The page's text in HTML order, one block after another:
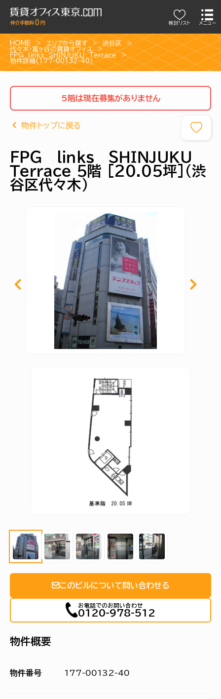
検討リスト メニュー
HOME エリアから探す
渋谷区
代々木・富ヶ谷の賃貸オフィス
ＦＰＧ ｌｉｎｋｓ ＳＨＩＮＪＵＫＵ Ｔｅｒｒａｃｅ
物件詳細(177-00132-40)
5階は現在募集がありません
物件トップに戻る
ＦＰＧ ｌｉｎｋｓ ＳＨＩＮＪＵＫＵ
Ｔｅｒｒａｃｅ 5階 [20.05坪]（渋
谷区代々木）
このビルについて問い合わせる
お電話でのお問い合わせ
0120-978-512
物件概要
物件番号 177-00132-40